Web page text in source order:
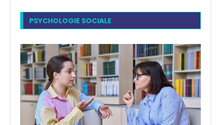
PSYCHOLOGIE SOCIALE